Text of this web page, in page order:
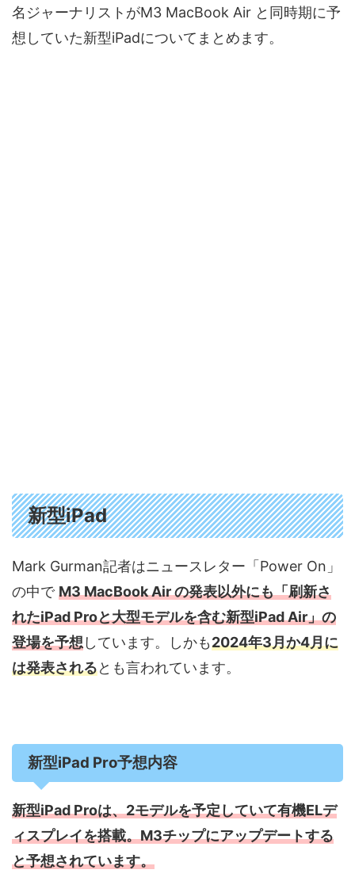
名ジャーナリストがM3 MacBook Air と同時期に予
想していた新型iPadについてまとめます。
新型iPad
Mark Gurman記者はニュースレター「Power On」
の中でM3 MacBook Air の発表以外にも「刷新さ
れたiPad Proと大型モデルを含む新型iPad Air」の
登場を予想しています。しかも2024年3月か4月に
は発表されるとも言われています。
新型iPad Pro予想内容
新型iPad Proは、2モデルを予定していて有機ELデ
ィスプレイを搭載。M3チップにアップデートする
と予想されています。